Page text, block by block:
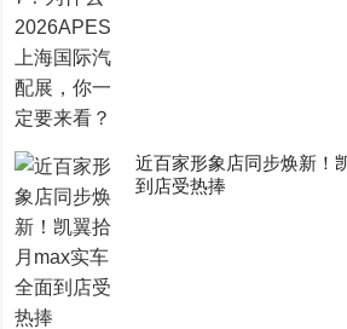
近百家形象店同步焕新！
到店受热捧